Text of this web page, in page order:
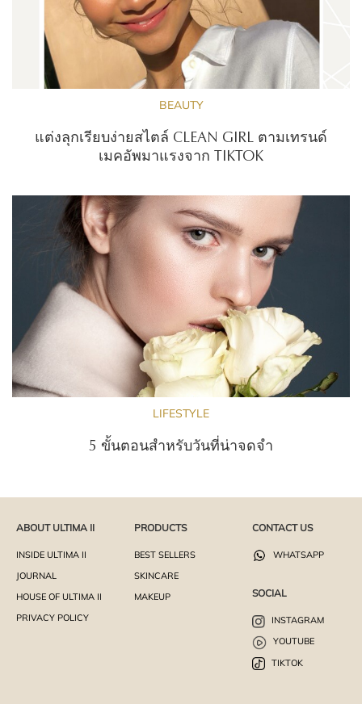
BEAUTY
แต่งลุกเรียบง่ายสไตล์ CLEAN GIRL ตามเทรนด์
เมคอัพมาแรงจาก TIKTOK
LIFESTYLE
5 ขั้นตอนสำหรับวันที่น่าจดจำ
ABOUT ULTIMA II
INSIDE ULTIMA II
JOURNAL
HOUSE OF ULTIMA II
PRIVACY POLICY
PRODUCTS
BEST SELLERS
SKINCARE
MAKEUP
CONTACT US
WHATSAPP
SOCIAL
INSTAGRAM
YOUTUBE
TIKTOK